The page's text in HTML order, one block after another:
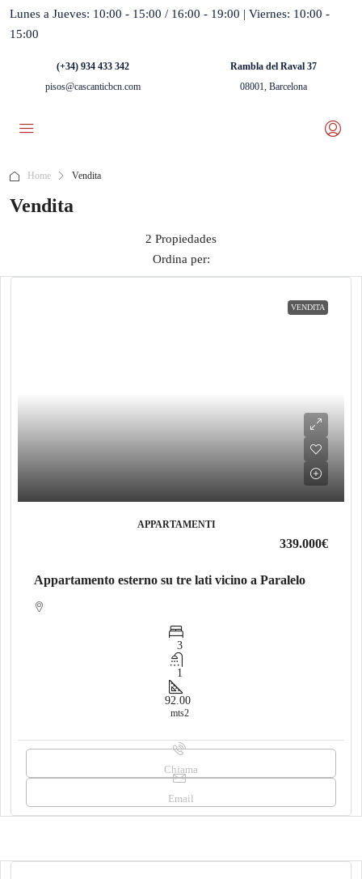
Lunes a Jueves: 10:00 - 15:00 / 16:00 - 19:00 | Viernes: 10:00 -
15:00
(+34) 934 433 342
pisos@cascanticbcn.com
Rambla del Raval 37
08001, Barcelona
Home Vendita
Vendita
2 Propiedades
Ordina per:
VENDITA
APPARTAMENTI
339.000€
Appartamento esterno su tre lati vicino a Paralelo
3
1
92.00
mts2
Chiama
Email